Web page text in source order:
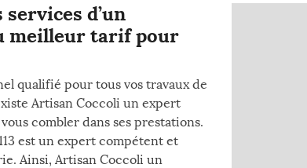
d’un
meilleur tarif pour
qualifié pour tous vos travaux de
Artisan Coccoli un expert
combler dans ses prestations.
est un expert compétent et
Ainsi, Artisan Coccoli un